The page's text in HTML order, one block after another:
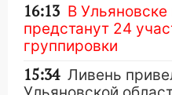
16:13 В
предстанут 24
группировки
15:34 Ливень